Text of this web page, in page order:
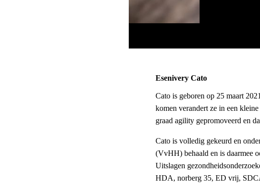
Esenivery Cato
Cato is geboren op 25 maart
komen verandert ze in een
graad agility gepromoveerd en
Cato is volledig gekeurd en
(VvHH) behaald en is daarmee
Uitslagen
HDA, norberg 35, ED vrij,